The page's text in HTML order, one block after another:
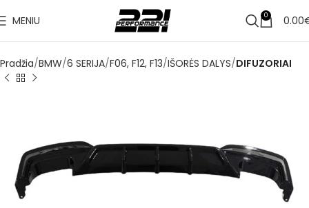
MENIU 0 0.00
Pradžia BMW 6 SERIJA F06, F12, F13 IŠORĖS DALYS DIFUZORIAI
✔
Pristatymas per 1–3 d. d.